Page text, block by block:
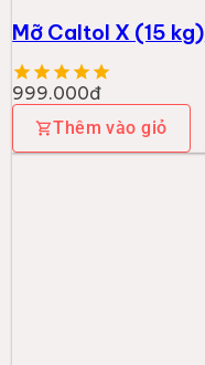
Mỡ Caltol X (15 kg)
999.000đ
Thêm vào giỏ